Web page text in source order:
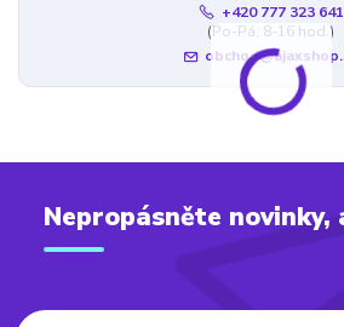
+420 777 323 641
(Po-Pá, 8-16 hod.)
Nepropásněte novinky,